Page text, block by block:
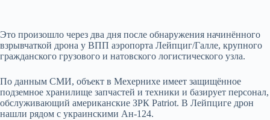
Это произошло через два дня после обнаружения начинённого
взрывчаткой дрона у ВПП аэропорта Лейпциг/Галле, крупного
гражданского грузового и натовского логистического узла.
По данным СМИ, объект в Мехернихе имеет защищённое
подземное хранилище запчастей и техники и базирует персонал,
обслуживающий американские ЗРК Patriot. В Лейпциге дрон
нашли рядом с украинскими Ан‑124.